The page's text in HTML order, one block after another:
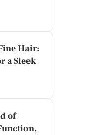
Hair:
a Sleek
of